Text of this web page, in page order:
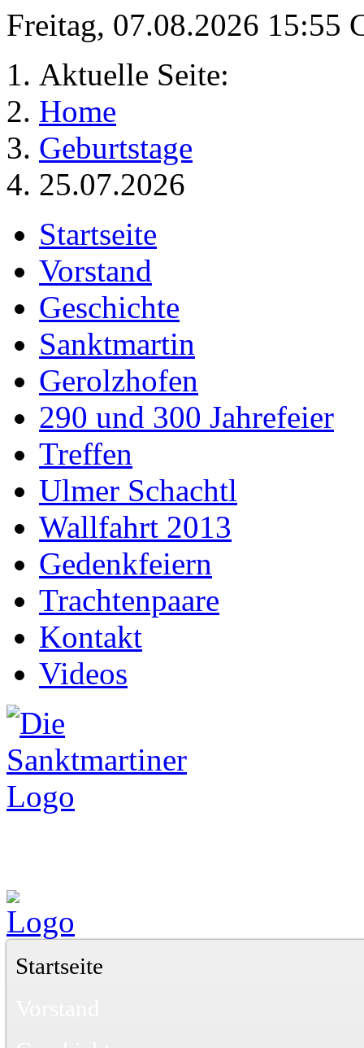
Freitag, 07.08.2026 15:55
Aktuelle Seite:
Home
Geburtstage
25.07.2026
Startseite
Vorstand
Geschichte
Sanktmartin
Gerolzhofen
290 und 300 Jahrefeier
Treffen
Ulmer Schachtl
Wallfahrt 2013
Gedenkfeiern
Trachtenpaare
Kontakt
Videos
Startseite